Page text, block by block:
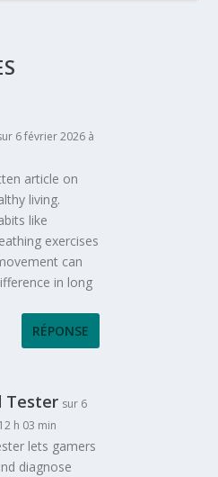
6 février 2026 à
article on
living.
like
exercises
can
in long
RÉPONSE
Tester sur 6
h 03 min
lets gamers
diagnose